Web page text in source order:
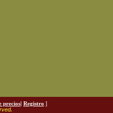
precios| Registro ]
.